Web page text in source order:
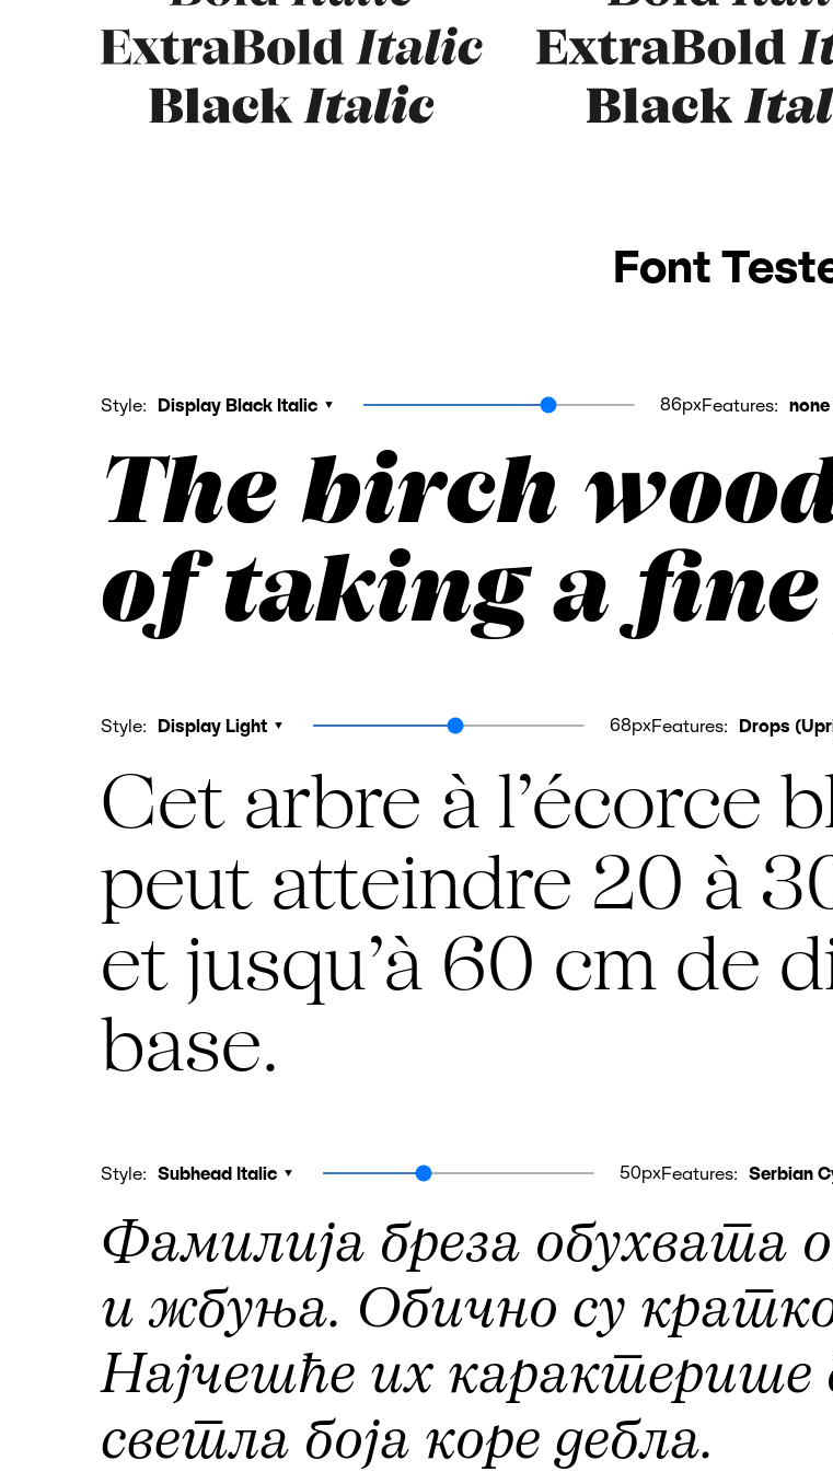
Font
Style: Display Black Italic 86pxFeatures: none
The birch
of taking a
Style: Display Light 68pxFeatures: Drops
Cet arbre à l’écorce
peut atteindre 20 à
et jusqu’à 60 cm de
base.
Style: Subhead Italic 50pxFeatures: Serbian
Фамилија бреза обухвата
и жбуња. Обично су
Најчешће их карактерише
светла боја коре дебла.